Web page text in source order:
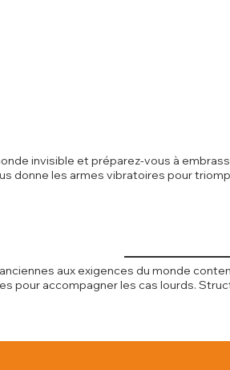
invisible et préparez-vous à
donne les armes vibratoires pour
aux exigences du monde
pour accompagner les cas lourds.